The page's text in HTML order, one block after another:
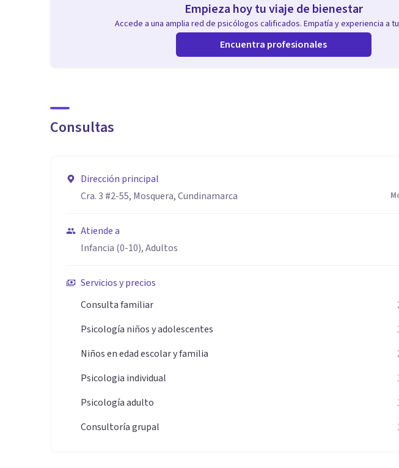
25 años de experiencia clínica, que respaldan cada paso de tu proceso.
Formación de alto nivel: Magíster en Psicología Clínica y de la Familia.
Creatividad terapéutica, integrando música, narrativas, juego y dibujo.
Compromiso auténtico, porque tu bienestar es también mi propósito.
Empieza hoy tu viaje de bienestar
Accede a una amplia red de psicólogos calificados. Empatía y experiencia a
Encuentra profesionales
Consultas
Dirección principal
Cra. 3 #2-55, Mosquera, Cundinamarca
Atiende a
Infancia (0-10), Adultos
Servicios y precios
Consulta familiar
Psicología niños y adolescentes
Niños en edad escolar y familia
Psicologia individual
Psicología adulto
Consultoría grupal